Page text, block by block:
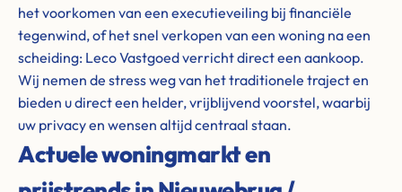
het voorkomen van een executieveiling bij financiële
tegenwind, of het snel verkopen van een woning na een
scheiding: Leco Vastgoed verricht direct een aankoop.
Wij nemen de stress weg van het traditionele traject en
bieden u direct een helder, vrijblijvend voorstel, waarbij
uw privacy en wensen altijd centraal staan.
Actuele woningmarkt en